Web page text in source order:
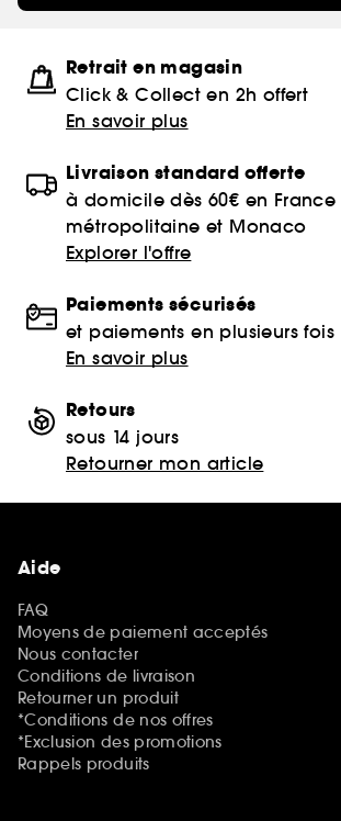
Retrait en magasin
Click & Collect en 2h offert
En savoir plus
Livraison standard offerte
à domicile dès 60€ en France
métropolitaine et Monaco
Explorer l'offre
Paiements sécurisés
et paiements en plusieurs fois
En savoir plus
Retours
sous 14 jours
Retourner mon article
Aide
FAQ
Moyens de paiement acceptés
Nous contacter
Conditions de livraison
Retourner un produit
*Conditions de nos offres
*Exclusion des promotions
Rappels produits